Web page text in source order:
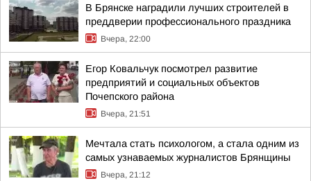
В Брянске наградили лучших строителей в
преддверии профессионального праздника
Вчера, 22:00
Егор Ковальчук посмотрел развитие
предприятий и социальных объектов
Почепского района
Вчера, 21:51
Мечтала стать психологом, а стала одним из
самых узнаваемых журналистов Брянщины
Вчера, 21:12